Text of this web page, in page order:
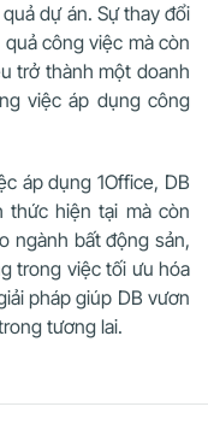
dự án. Sự thay đổi
công việc mà còn
trở thành một doanh
việc áp dụng công
áp dụng 1Office, DB
thức hiện tại mà còn
ngành bất động sản,
trong việc tối ưu hóa
pháp giúp DB vươn
tương lai.